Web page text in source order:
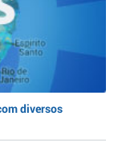
diversos